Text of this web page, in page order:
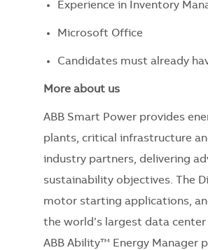
Experience in Inventory
Microsoft Office
Candidates must already
More about us
ABB Smart Power provides
plants, critical infrastructure
industry partners, delivering
sustainability objectives. The
motor starting applications,
the world’s largest data
ABB Ability™ Energy Manager